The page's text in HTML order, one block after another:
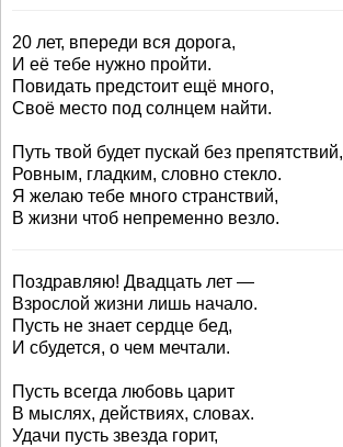
20 лет, впереди вся дорога,
И её тебе нужно пройти.
Повидать предстоит ещё много,
Своё место под солнцем найти.
Путь твой будет пускай без препятствий,
Ровным, гладким, словно стекло.
Я желаю тебе много странствий,
В жизни чтоб непременно везло.
Поздравляю! Двадцать лет —
Взрослой жизни лишь начало.
Пусть не знает сердце бед,
И сбудется, о чем мечтали.
Пусть всегда любовь царит
В мыслях, действиях, словах.
Удачи пусть звезда горит,